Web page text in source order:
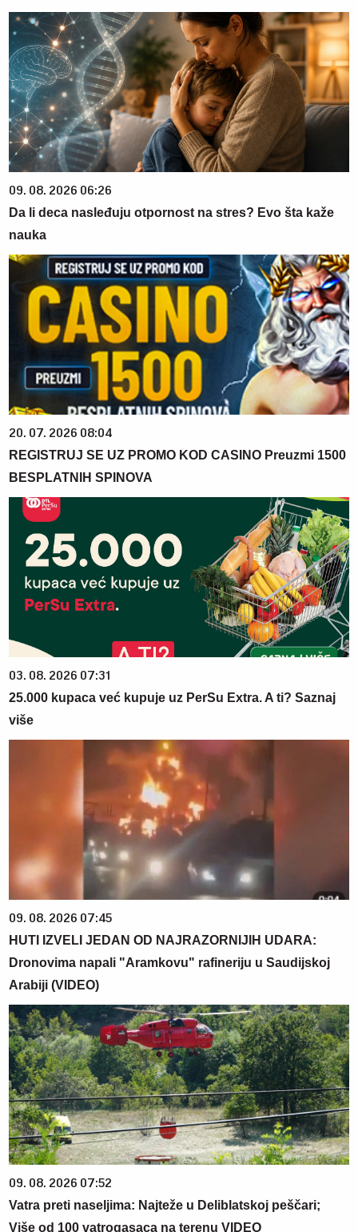
09. 08. 2026 06:26
Da li deca nasleđuju otpornost na stres? Evo šta kaže
nauka
20. 07. 2026 08:04
REGISTRUJ SE UZ PROMO KOD CASINO Preuzmi 1500
BESPLATNIH SPINOVA
03. 08. 2026 07:31
25.000 kupaca već kupuje uz PerSu Extra. A ti? Saznaj
više
09. 08. 2026 07:45
HUTI IZVELI JEDAN OD NAJRAZORNIJIH UDARA:
Dronovima napali "Aramkovu" rafineriju u Saudijskoj
Arabiji (VIDEO)
09. 08. 2026 07:52
Vatra preti naseljima: Najteže u Deliblatskoj peščari;
Više od 100 vatrogasaca na terenu VIDEO